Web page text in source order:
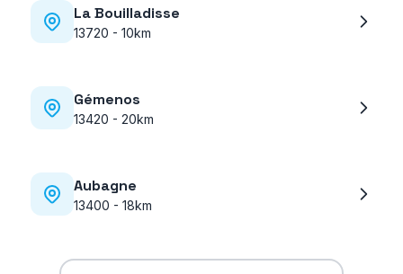
La Bouilladisse
13720 - 10km
Gémenos
13420 - 20km
Aubagne
13400 - 18km